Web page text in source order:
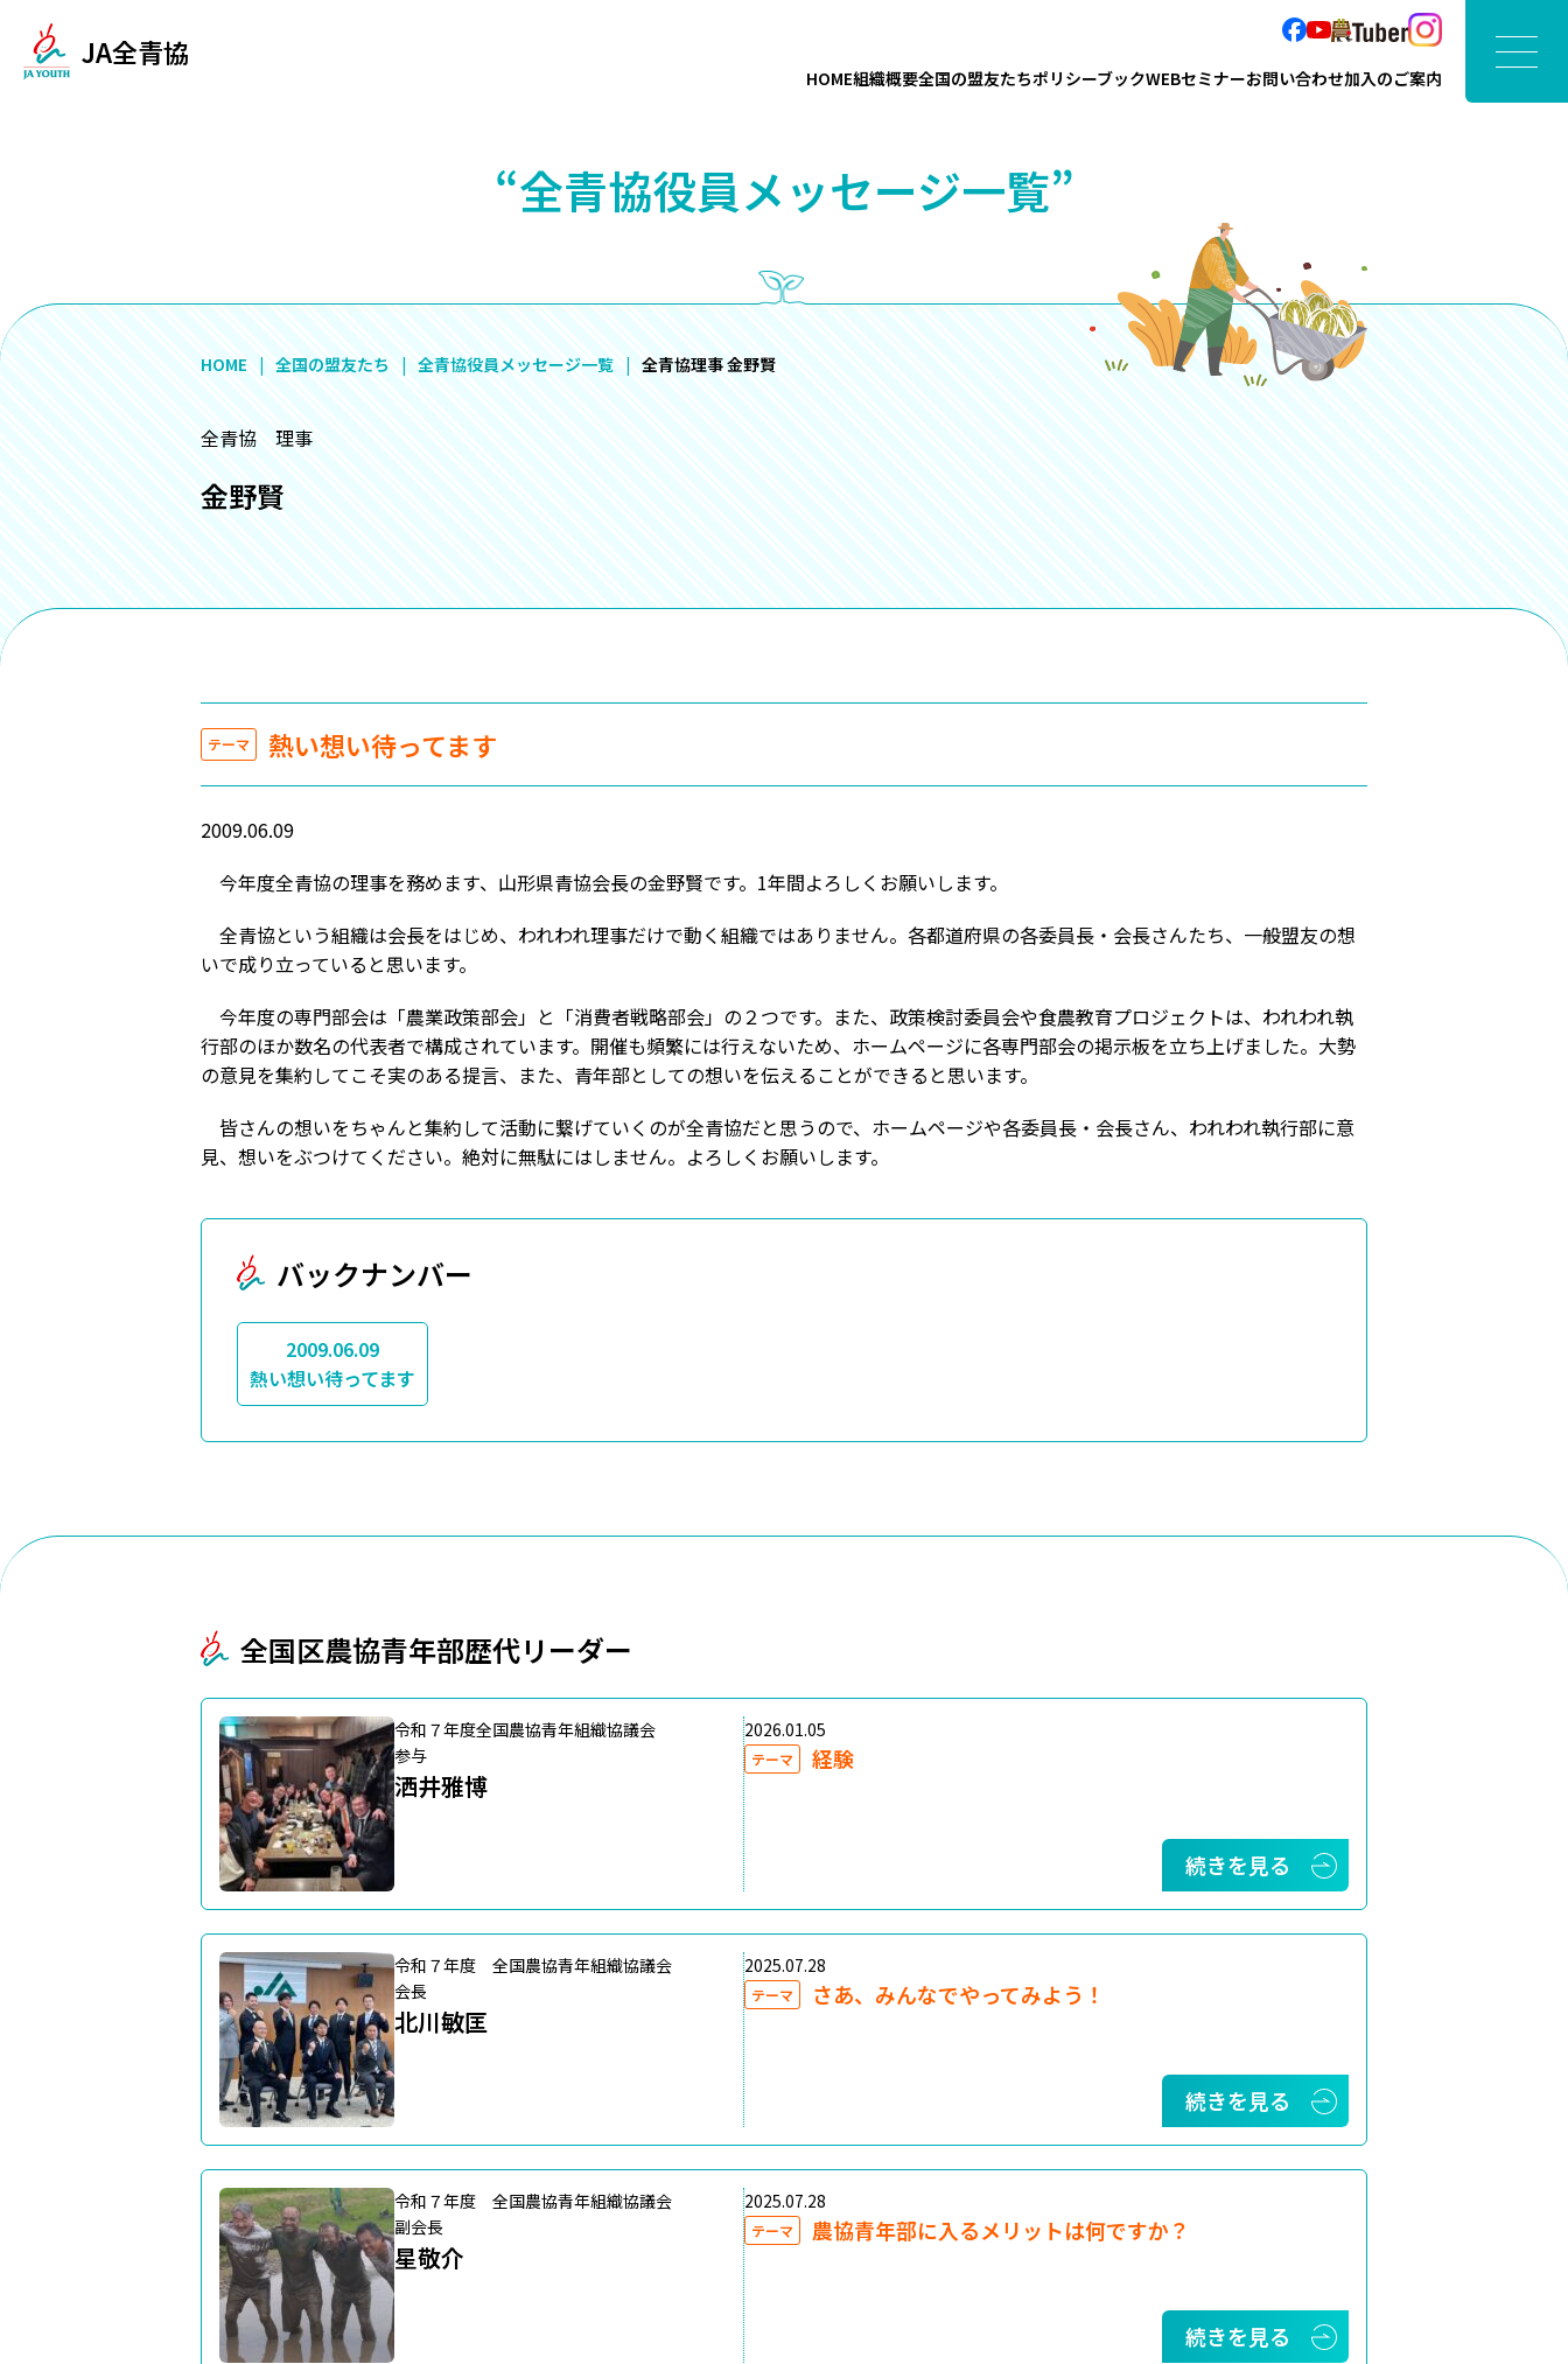
JA全青協
HOME組織概要全国の盟友たちポリシーブックWEBセミナーお問い合わせ加入のご案内
“全青協役員メッセージ一覧”
HOME 全国の盟友たち 全青協役員メッセージ一覧 全青協理事 金野賢
全青協 理事
金野賢
テーマ 熱い想い待ってます
2009.06.09
今年度全青協の理事を務めます、山形県青協会長の金野賢です。1年間よろしくお願いします。
全青協という組織は会長をはじめ、われわれ理事だけで動く組織ではありません。各都道府県の各委員長・会長さんたち、一般盟友の想
いで成り立っていると思います。
今年度の専門部会は「農業政策部会」と「消費者戦略部会」の２つです。また、政策検討委員会や食農教育プロジェクトは、われわれ執
行部のほか数名の代表者で構成されています。開催も頻繁には行えないため、ホームページに各専門部会の掲示板を立ち上げました。大勢
の意見を集約してこそ実のある提言、また、青年部としての想いを伝えることができると思います。
皆さんの想いをちゃんと集約して活動に繋げていくのが全青協だと思うので、ホームページや各委員長・会長さん、われわれ執行部に意
見、想いをぶつけてください。絶対に無駄にはしません。よろしくお願いします。
バックナンバー
2009.06.09
熱い想い待ってます
全国区農協青年部歴代リーダー
令和７年度全国農協青年組織協議会
参与
洒井雅博
2026.01.05
テーマ 経験
続きを見る
令和７年度 全国農協青年組織協議会
会長
北川敏匡
2025.07.28
テーマ さあ、みんなでやってみよう！
続きを見る
令和７年度 全国農協青年組織協議会
副会長
星敬介
2025.07.28
テーマ 農協青年部に入るメリットは何ですか？
続きを見る